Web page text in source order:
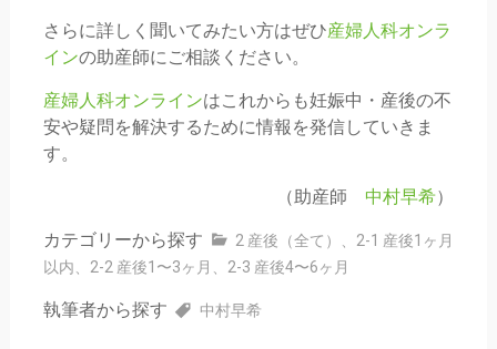
さらに詳しく聞いてみたい方はぜひ産婦人科オンラ
インの助産師にご相談ください。
産婦人科オンラインはこれからも妊娠中・産後の不
安や疑問を解決するために情報を発信していきま
す。
（助産師 中村早希）
カテゴリーから探す 2 産後（全て） 、 2-1 産後1ヶ月
以内、 2-2 産後1〜3ヶ月 、 2-3 産後4〜6ヶ月
執筆者から探す 中村早希